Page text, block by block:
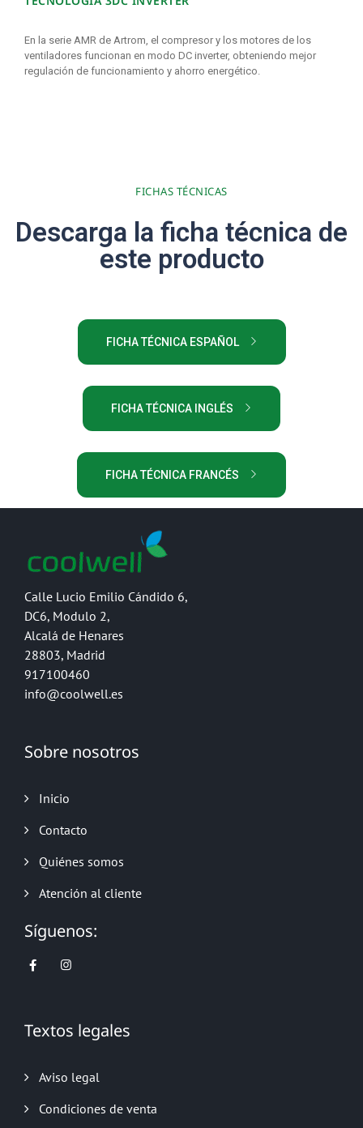
En la serie AMR de Artrom, el compresor y los motores de los
ventiladores funcionan en modo DC inverter, obteniendo mejor
regulación de funcionamiento y ahorro energético.
FICHAS TÉCNICAS
Descarga la ficha técnica de
este producto
FICHA TÉCNICA ESPAÑOL
FICHA TÉCNICA INGLÉS
FICHA TÉCNICA FRANCÉS
Calle Lucio Emilio Cándido 6,
DC6, Modulo 2,
Alcalá de Henares
28803, Madrid
917100460
info@coolwell.es
Sobre nosotros
Inicio
Contacto
Quiénes somos
Atención al cliente
Síguenos:
Textos legales
Aviso legal
Condiciones de venta